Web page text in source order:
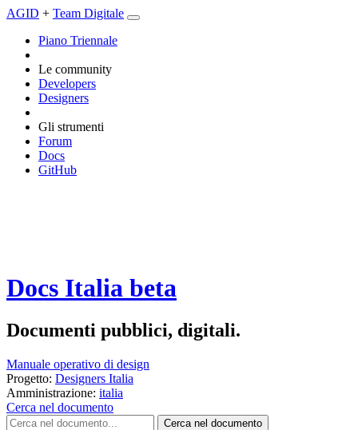
AGID + Team Digitale
Piano Triennale
Le community
Developers
Designers
Gli strumenti
Forum
Docs
GitHub
Docs Italia beta
Documenti pubblici, digitali.
Manuale operativo di design
Progetto: Designers Italia
Amministrazione: italia
Cerca nel documento
Cerca nel documento